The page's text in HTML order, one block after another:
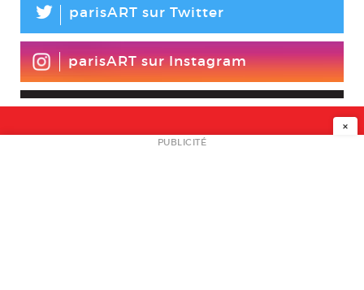
L parisART sur Twitter
parisART sur Instagram
NEWSLETTER
×
PUBLICITÉ